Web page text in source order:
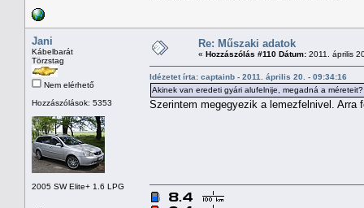
Jani
Kábelbarát
Törzstag
Nem elérhető
Hozzászólások: 5353
2005 SW Elite+ 1.6 LPG
Re: Műszaki adatok
« Hozzászólás #110 Dátum: 2011. április
Idézetet írta: captainb - 2011. április 20. - 09:34:16
Akinek van eredeti gyári alufelnije, megadná a
Szerintem megegyezik a lemezfelnivel. Arra